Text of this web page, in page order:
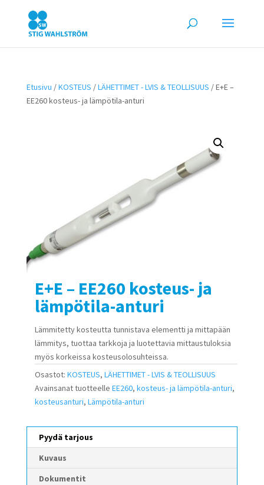
Etusivu /KOSTEUS /LÄHETTIMET - LVIS & TEOLLISUUS / E+E –
EE260 kosteus- ja lämpötila-anturi
E+E – EE260 kosteus- ja
lämpötila-anturi
Lämmitetty kosteutta tunnistava elementti ja mittapään
lämmitys, tuottaa tarkkoja ja luotettavia mittaustuloksia
myös korkeissa kosteusolosuhteissa.
Osastot: KOSTEUS, LÄHETTIMET - LVIS & TEOLLISUUS
Avainsanat tuotteelle EE260, kosteus- ja lämpötila-anturi,
kosteusanturi, Lämpötila-anturi
Pyydä tarjous
Kuvaus
Dokumentit